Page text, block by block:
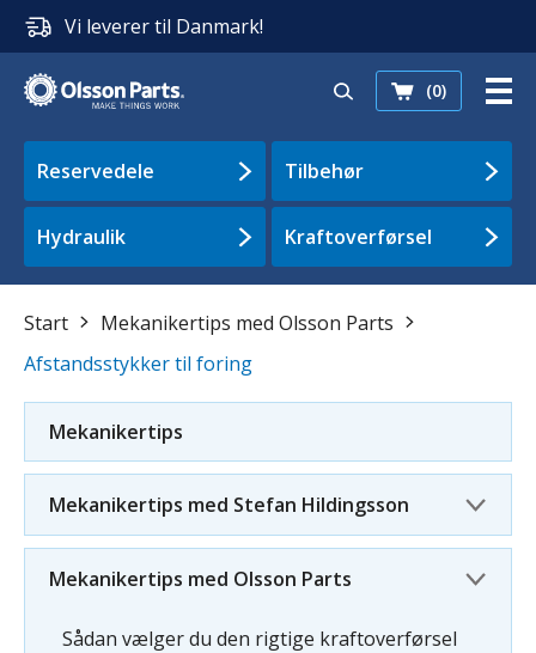
Vi leverer til Danmark!
(0)
Reservedele Tilbehør
Hydraulik Kraftoverførsel
Start
Mekanikertips med Olsson Parts
Afstandsstykker til foring
Mekanikertips
Mekanikertips med Stefan Hildingsson
Mekanikertips med Olsson Parts
Sådan vælger du den rigtige kraftoverførsel